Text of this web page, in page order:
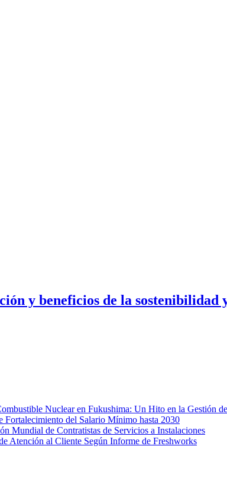
y beneficios de la
Nuclear en Fukushima: Un Hito en la Gestión
Fortalecimiento del Salario Mínimo hasta 2030
Mundial de Contratistas de Servicios a Instalaciones
Atención al Cliente Según Informe de Freshworks